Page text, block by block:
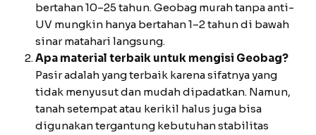
bertahan 10–25 tahun. Geobag murah tanpa anti-
UV mungkin hanya bertahan 1–2 tahun di bawah
sinar matahari langsung.
Apa material terbaik untuk mengisi Geobag?
Pasir adalah yang terbaik karena sifatnya yang
tidak menyusut dan mudah dipadatkan. Namun,
tanah setempat atau kerikil halus juga bisa
digunakan tergantung kebutuhan stabilitas